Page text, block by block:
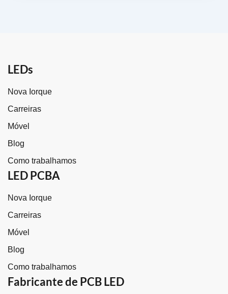
LEDs
Nova Iorque
Carreiras
Móvel
Blog
Como trabalhamos
LED PCBA
Nova Iorque
Carreiras
Móvel
Blog
Como trabalhamos
Fabricante de PCB LED